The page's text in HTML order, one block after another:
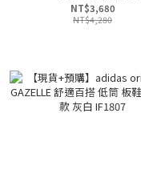
白 JP5669
NT$3,680
NT$4,280